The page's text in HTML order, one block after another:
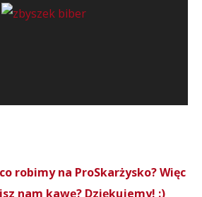
robimy na ProSkarżysko? Więc
nam kawę? Dziękujemy! :)